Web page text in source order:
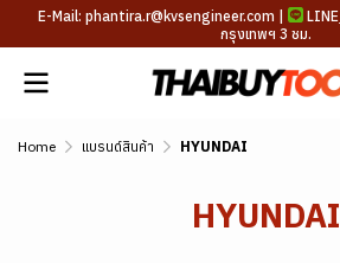
E-Mail: phantira.r@kvsengineer.com | LINE
กรุงเทพฯ 3 ชม.
Home แบรนด์สินค้า HYUNDAI
HYUNDAI